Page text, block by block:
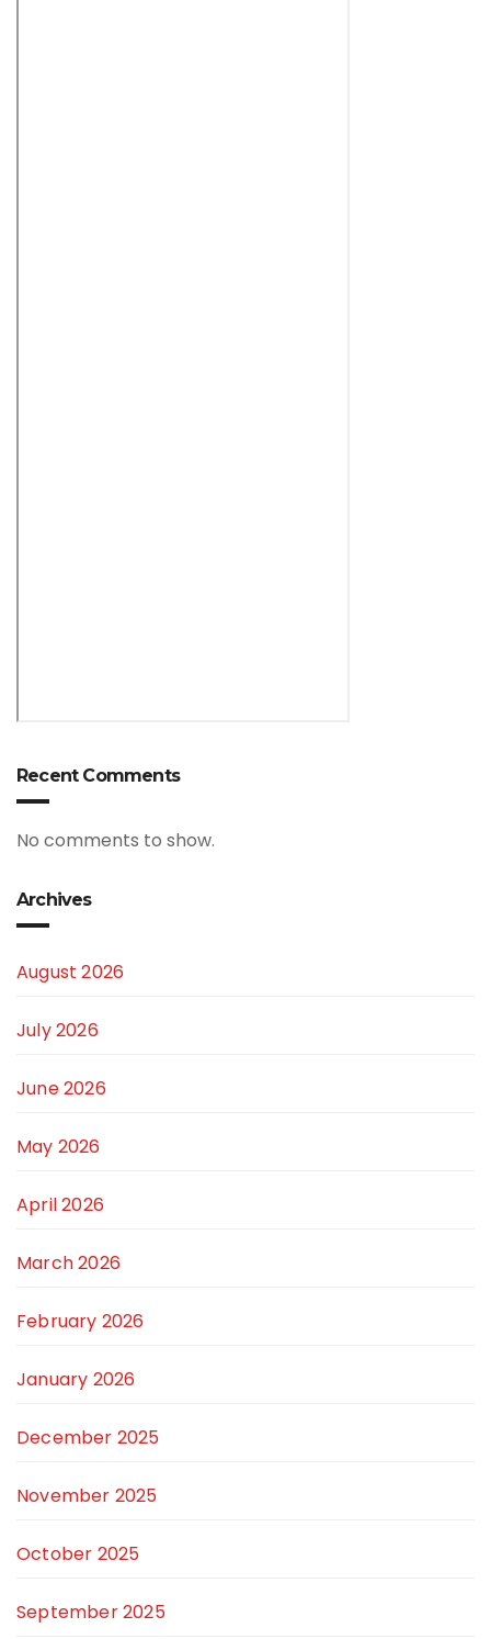
Recent Comments
No comments to show.
Archives
August 2026
July 2026
June 2026
May 2026
April 2026
March 2026
February 2026
January 2026
December 2025
November 2025
October 2025
September 2025